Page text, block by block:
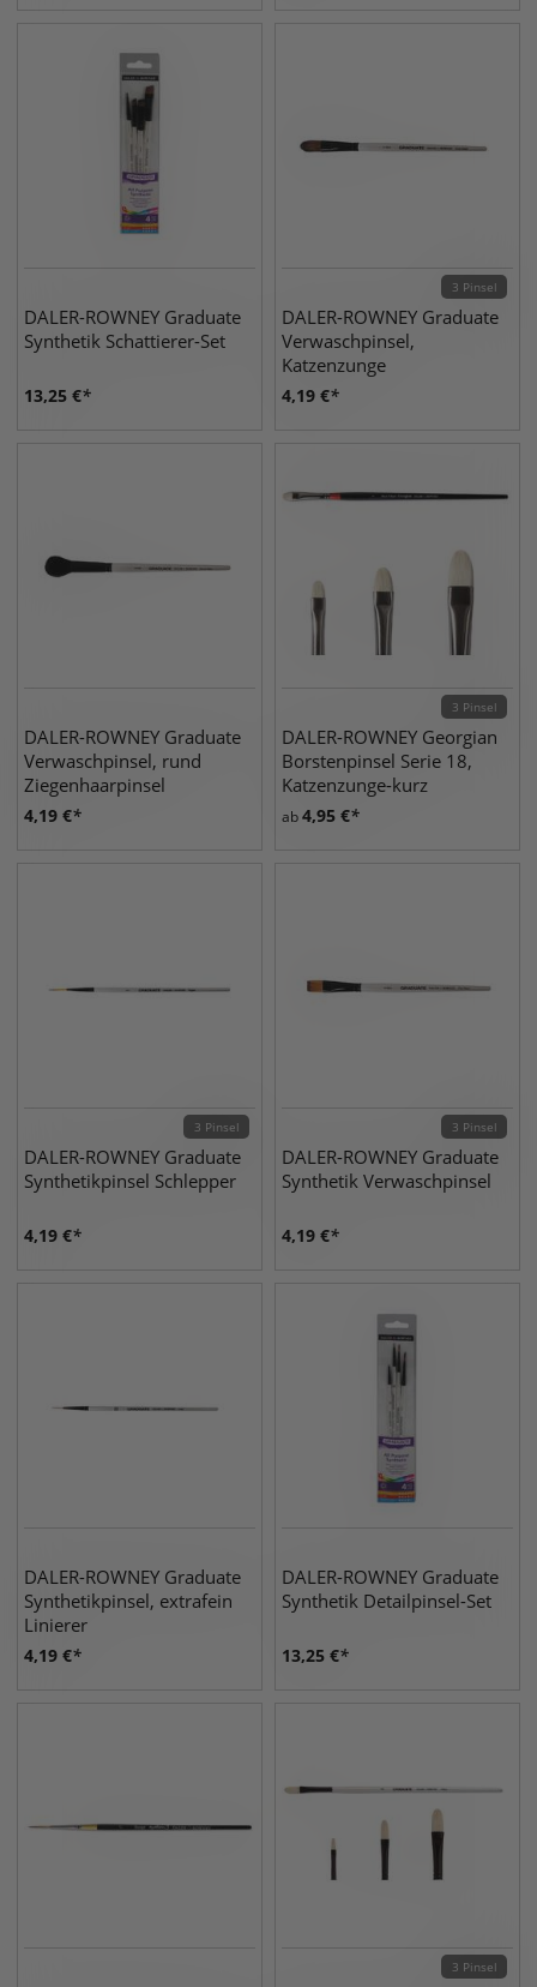
DALER-ROWNEY Graduate
Synthetik Schattierer-Set
13,25 €
3 Pinsel
DALER-ROWNEY Graduate
Verwaschpinsel,
Katzenzunge
4,19 €
DALER-ROWNEY Graduate
Verwaschpinsel, rund
Ziegenhaarpinsel
4,19 €
3 Pinsel
DALER-ROWNEY Georgian
Borstenpinsel Serie 18,
Katzenzunge-kurz
ab4,95 €
3 Pinsel
DALER-ROWNEY Graduate
Synthetikpinsel Schlepper
4,19 €
3 Pinsel
DALER-ROWNEY Graduate
Synthetik Verwaschpinsel
4,19 €
DALER-ROWNEY Graduate
Synthetikpinsel, extrafein
Linierer
4,19 €
DALER-ROWNEY Graduate
Synthetik Detailpinsel-Set
13,25 €
3 Pinsel